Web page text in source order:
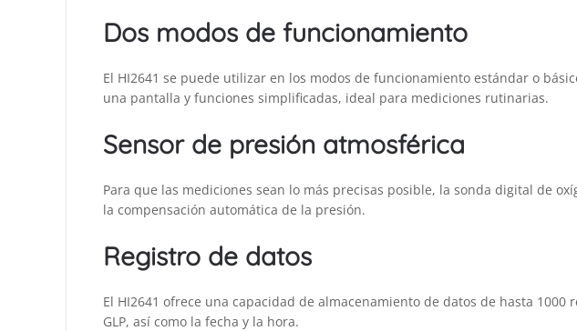
Dos modos de funcionamiento
El HI2641 se puede utilizar en los modos de funcionamiento estándar o
una pantalla y funciones simplificadas, ideal para mediciones rutinarias.
Sensor de presión atmosférica
Para que las mediciones sean lo más precisas posible, la sonda digital de
la compensación automática de la presión.
Registro de datos
El HI2641 ofrece una capacidad de almacenamiento de datos de hasta
GLP, así como la fecha y la hora.